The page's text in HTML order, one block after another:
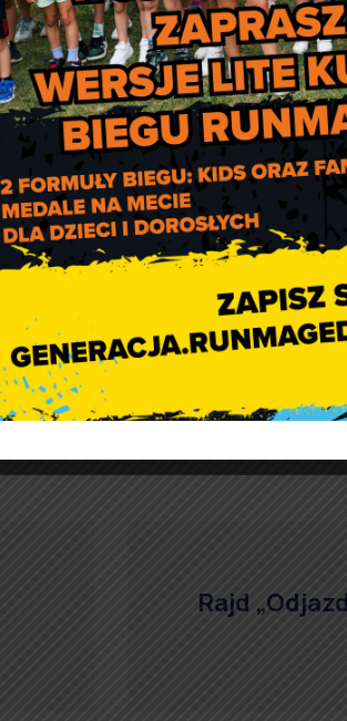
[POKAŻ MINIATURY]
Rajd